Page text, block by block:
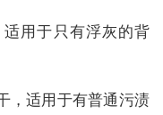
用于只有浮灰的背
，适用于有普通污渍